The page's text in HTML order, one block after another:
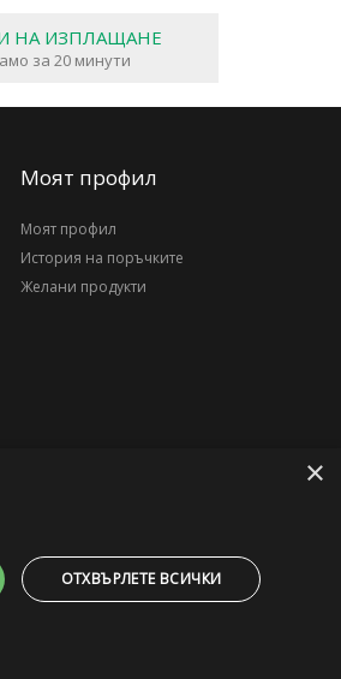
НА ИЗПЛАЩАНЕ
за 20 минути
Моят профил
Моят профил
История на поръчките
Желани продукти
×
ОТХВЪРЛЕТЕ ВСИЧКИ